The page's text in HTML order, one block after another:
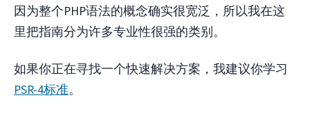
因为整个PHP语法的概念确实很宽泛，所以我在这
里把指南分为许多专业性很强的类别。
如果你正在寻找一个快速解决方案，我建议你学习
PSR-4标准。